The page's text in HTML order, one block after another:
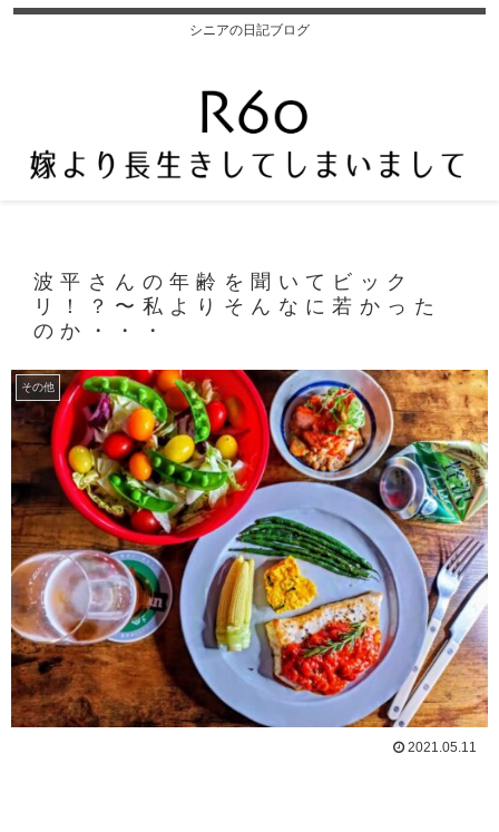
シニアの日記ブログ
波平さんの年齢を聞いてビック
リ！？〜私よりそんなに若かった
のか・・・
その他
2021.05.11